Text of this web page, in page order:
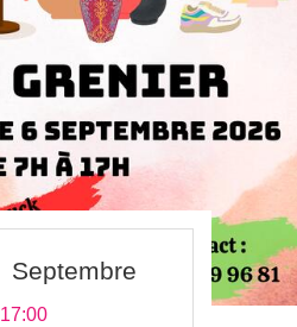
Septembre
17:00